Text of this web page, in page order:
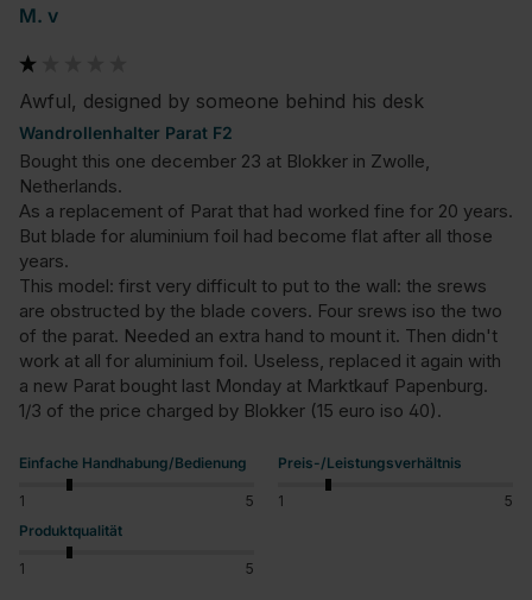
M. v
Awful, designed by someone behind his desk
Wandrollenhalter Parat F2
Bought this one december 23 at Blokker in Zwolle,
Netherlands.
As a replacement of Parat that had worked fine for 20 years.
But blade for aluminium foil had become flat after all those
years.
This model: first very difficult to put to the wall: the srews
are obstructed by the blade covers. Four srews iso the two
of the parat. Needed an extra hand to mount it. Then didn't
work at all for aluminium foil. Useless, replaced it again with
a new Parat bought last Monday at Marktkauf Papenburg.
1/3 of the price charged by Blokker (15 euro iso 40).
Einfache Handhabung/Bedienung
1 5
Preis-/Leistungsverhältnis
1
5
Produktqualität
1 5